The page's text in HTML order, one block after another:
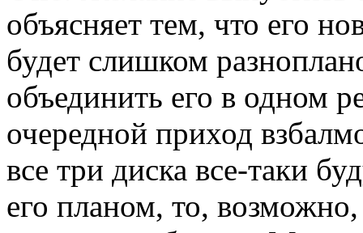
объясняет тем, что его
будет слишком
объединить его в одном
очередной приход
все три диска все-таки
его планом, то,